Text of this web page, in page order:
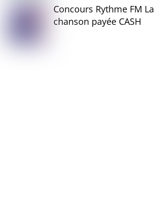
Concours Rythme FM La
chanson payée CASH